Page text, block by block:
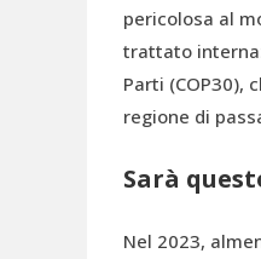
pericolosa al
trattato
Parti (COP30),
regione di
Sarà
Nel 2023,